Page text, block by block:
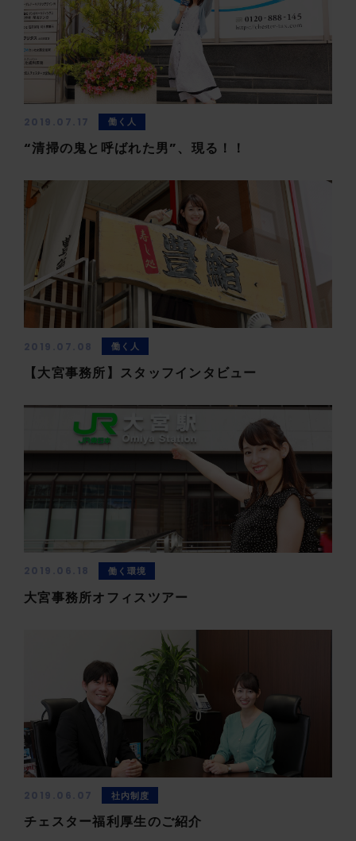
2019.07.17 働く人
“清掃の鬼と呼ばれた男”、現る！！
2019.07.08 働く人
【大宮事務所】スタッフインタビュー
2019.06.18 働く環境
大宮事務所オフィスツアー
2019.06.07 社内制度
チェスター福利厚生のご紹介